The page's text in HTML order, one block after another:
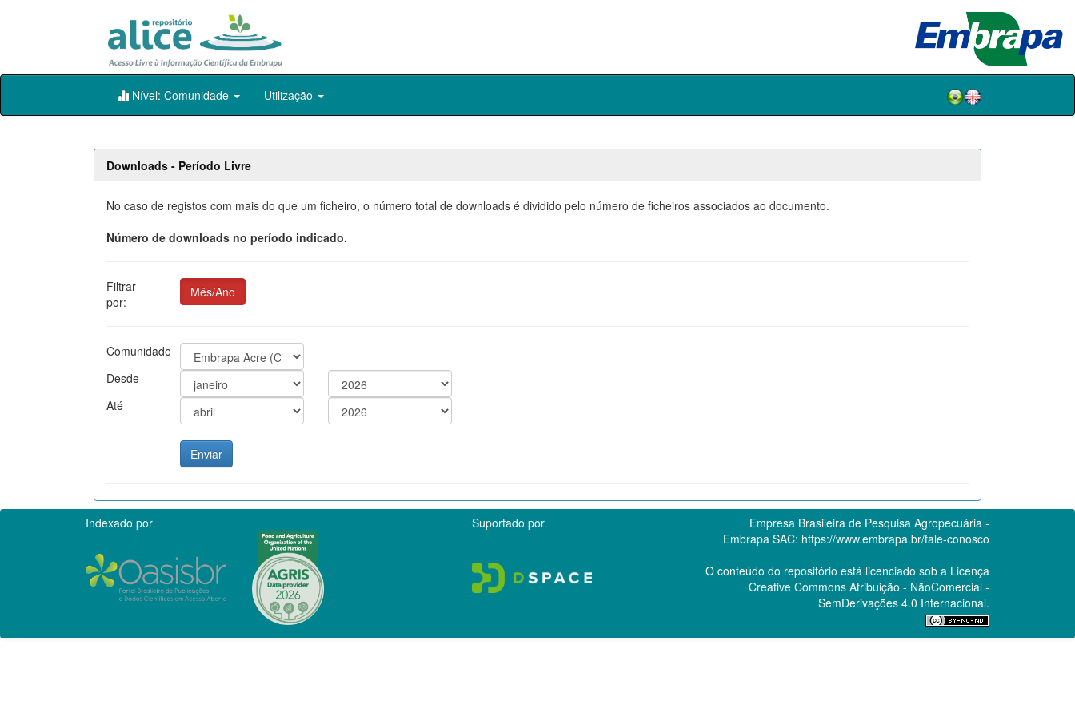
Skip
Nível: Comunidade Utilização
Downloads - Período Livre
No caso de registos com mais do que um ficheiro, o número total de downloads é dividido pelo número de ficheiros associados ao documento.
Número de downloads no período indicado.
Filtrar
por:
Mês/Ano
Comunidade
Desde
Até
Indexado por Suportado por
Empresa Brasileira de Pesquisa Agropecuária -
Embrapa SAC: https://www.embrapa.br/fale-conosco
O conteúdo do repositório está licenciado sob a Licença
Creative CommonsAtribuição - NãoComercial -
SemDerivações 4.0 Internacional.